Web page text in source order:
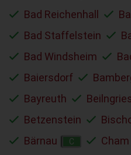
Bad Reichenhall
Bad Staffelstein
Bad Windsheim
Baiersdorf
Bayreuth
Betzenstein
Bärnau
C Cham